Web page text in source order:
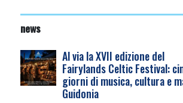
news
Al via la XVII edizione del
Fairylands Celtic Festival:
giorni di musica, cultura e
Guidonia